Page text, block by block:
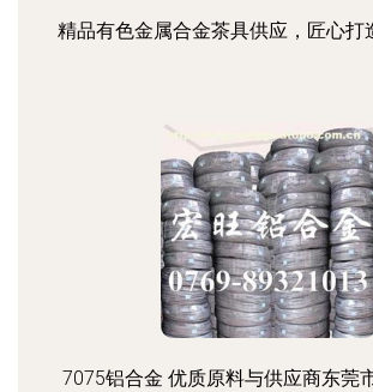
精品有色金属合金茶具供应，匠心打
7075铝合金 优质原料与供应商东莞